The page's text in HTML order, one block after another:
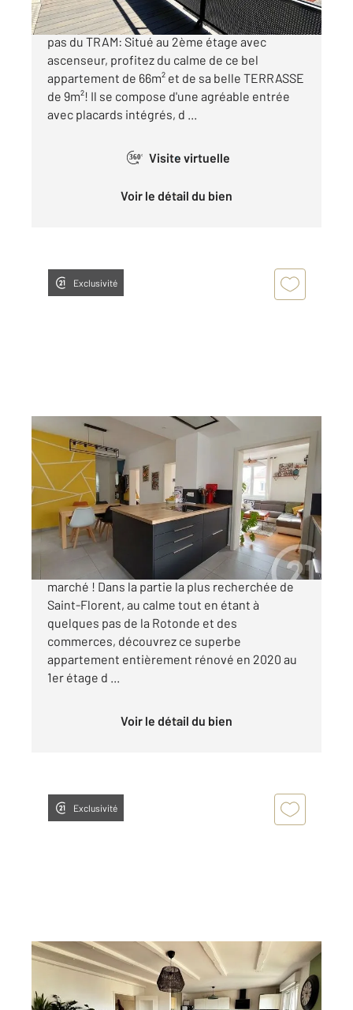
STRASBOURG - KOENIGSHOFFEN A quelques
pas du TRAM: Situé au 2ème étage avec
ascenseur, profitez du calme de ce bel
appartement de 66m² et de sa belle TERRASSE
de 9m²! Il se compose d'une agréable entrée
avec placards intégrés, d ...
360° Visite virtuelle
Voir le détail du bien
Exclusivité
STRASBOURG 67
76,06 m2, 4 pièces
Ref : 19608
Appartement F4 à vendre
295 000 €
STRASBOURG CRONENBOURG Rare sur le
marché ! Dans la partie la plus recherchée de
Saint-Florent, au calme tout en étant à
quelques pas de la Rotonde et des
commerces, découvrez ce superbe
appartement entièrement rénové en 2020 au
1er étage d ...
Voir le détail du bien
Exclusivité
STRASBOURG 67
115,95 m2, 5 pièces
Ref : 20247